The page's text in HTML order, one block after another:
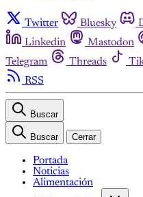
Twitter Bluesky
Linkedin
Mastodon
Telegram
Threads
RSS
Buscar
Buscar Cerrar
Portada
Noticias
Alimentación